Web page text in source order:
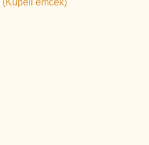
(Küpeli emcek)